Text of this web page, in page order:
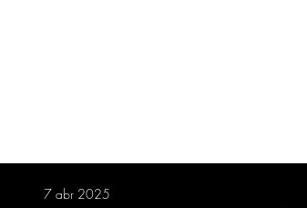
BIENESTAR7 abr 2025